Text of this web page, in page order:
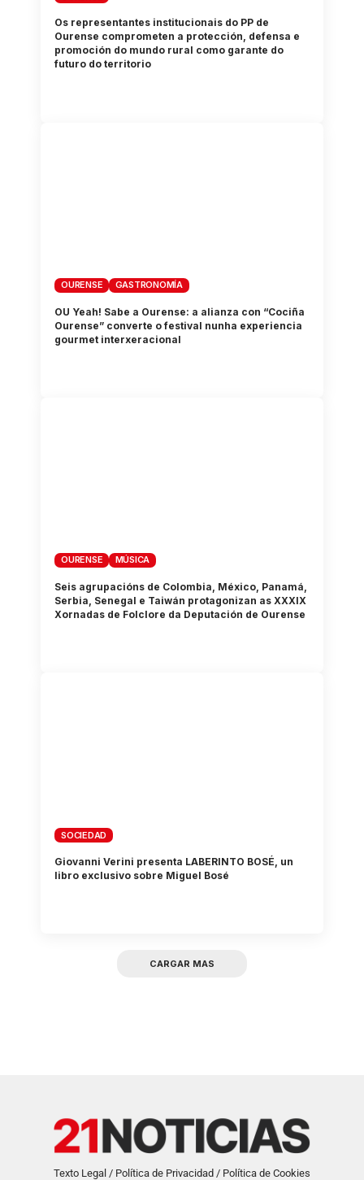
Os representantes institucionais do PP de
Ourense comprometen a protección, defensa e
promoción do mundo rural como garante do
futuro do territorio
OURENSE GASTRONOMÍA
OU Yeah! Sabe a Ourense: a alianza con “Cociña
Ourense” converte o festival nunha experiencia
gourmet interxeracional
OURENSE MÚSICA
Seis agrupacións de Colombia, México, Panamá,
Serbia, Senegal e Taiwán protagonizan as XXXIX
Xornadas de Folclore da Deputación de Ourense
SOCIEDAD
Giovanni Verini presenta LABERINTO BOSÉ, un
libro exclusivo sobre Miguel Bosé
CARGAR MAS
Texto Legal / Política de Privacidad / Política de Cookies